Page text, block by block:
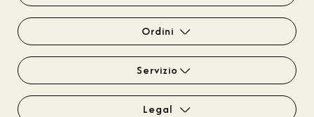
Ordini
Servizio
Legal